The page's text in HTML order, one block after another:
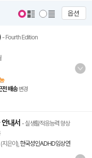
옵션
- Fourth Edition
전 배송 변경
내서 - 실생활적응능력 향상
(지은이), 한국성인ADHD임상연